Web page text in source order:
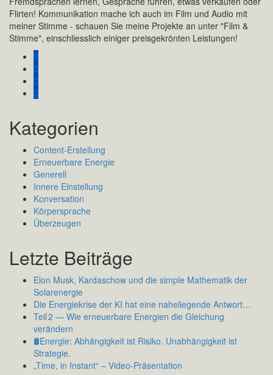
Flirten! Kommunikation mache ich auch im Film und Audio mit
meiner Stimme - schauen Sie meine Projekte an unter "Film &
Stimme", einschliesslich einiger preisgekrönten Leistungen!
Kategorien
Content-Erstellung
Erneuerbare Energie
Generell
Innere Einstellung
Konversation
Körpersprache
Überzeugen
Letzte Beiträge
Elon Musk, Kardaschow und die simple Mathematik der
Solarenergie
Die Energiekrise der KI hat eine naheliegende Antwort…
Teil 2 — Wie erneuerbare Energien die Gleichung
verändern
🛢️Energie: Abhängigkeit ist Risiko. Unabhängigkeit ist
Strategie.
„Time, in Instant“ – Video-Präsentation